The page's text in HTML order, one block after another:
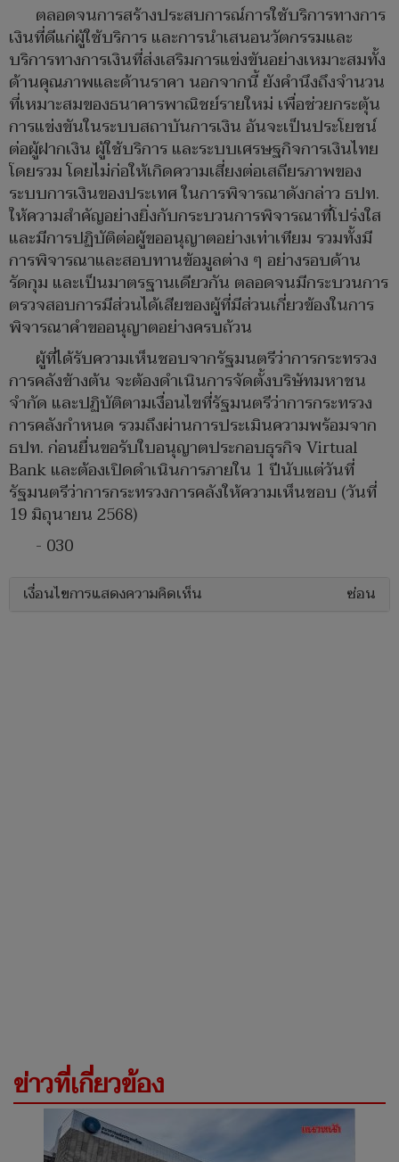
ตลอดจนการสร้างประสบการณ์การใช้บริการทางการ
เงินที่ดีแก่ผู้ใช้บริการ และการนำเสนอนวัตกรรมและ
บริการทางการเงินที่ส่งเสริมการแข่งขันอย่างเหมาะสมทั้ง
ด้านคุณภาพและด้านราคา นอกจากนี้ ยังคำนึงถึงจำนวน
ที่เหมาะสมของธนาคารพาณิชย์รายใหม่ เพื่อช่วยกระตุ้น
การแข่งขันในระบบสถาบันการเงิน อันจะเป็นประโยชน์
ต่อผู้ฝากเงิน ผู้ใช้บริการ และระบบเศรษฐกิจการเงินไทย
โดยรวม โดยไม่ก่อให้เกิดความเสี่ยงต่อเสถียรภาพของ
ระบบการเงินของประเทศ ในการพิจารณาดังกล่าว ธปท.
ให้ความสำคัญอย่างยิ่งกับกระบวนการพิจารณาที่โปร่งใส
และมีการปฏิบัติต่อผู้ขออนุญาตอย่างเท่าเทียม รวมทั้งมี
การพิจารณาและสอบทานข้อมูลต่าง ๆ อย่างรอบด้าน
รัดกุม และเป็นมาตรฐานเดียวกัน ตลอดจนมีกระบวนการ
ตรวจสอบการมีส่วนได้เสียของผู้ที่มีส่วนเกี่ยวข้องในการ
พิจารณาคำขออนุญาตอย่างครบถ้วน
ผู้ที่ได้รับความเห็นชอบจากรัฐมนตรีว่าการกระทรวง
การคลังข้างต้น จะต้องดำเนินการจัดตั้งบริษัทมหาชน
จำกัด และปฏิบัติตามเงื่อนไขที่รัฐมนตรีว่าการกระทรวง
การคลังกำหนด รวมถึงผ่านการประเมินความพร้อมจาก
ธปท. ก่อนยื่นขอรับใบอนุญาตประกอบธุรกิจ Virtual
Bank และต้องเปิดดำเนินการภายใน 1 ปีนับแต่วันที่
รัฐมนตรีว่าการกระทรวงการคลังให้ความเห็นชอบ (วันที่
19 มิถุนายน 2568)
- 030
เงื่อนไขการแสดงความคิดเห็น ซ่อน
ข่าวที่เกี่ยวข้อง